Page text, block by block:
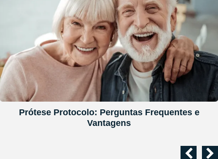
Prótese Protocolo: Perguntas Frequentes e
Vantagens